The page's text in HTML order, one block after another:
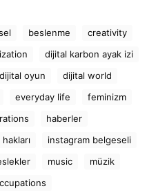
beslenme
creativity
dijital karbon ayak izi
dijital oyun
dijital world
everyday life
feminizm
haberler
instagram belgeseli
music
müzik